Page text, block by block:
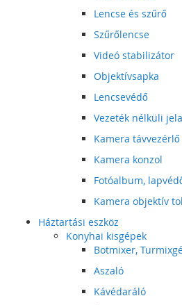
Lencse és szűrő
Szűrőlencse
Videó stabilizátor
Objektívsapka
Lencsevédő
Vezeték nélküli
Kamera távvezérlő
Kamera konzol
Fotóalbum,
Kamera objektív
Háztartási eszköz
Konyhai kisgépek
Botmixer,
Aszaló
Kávédaráló